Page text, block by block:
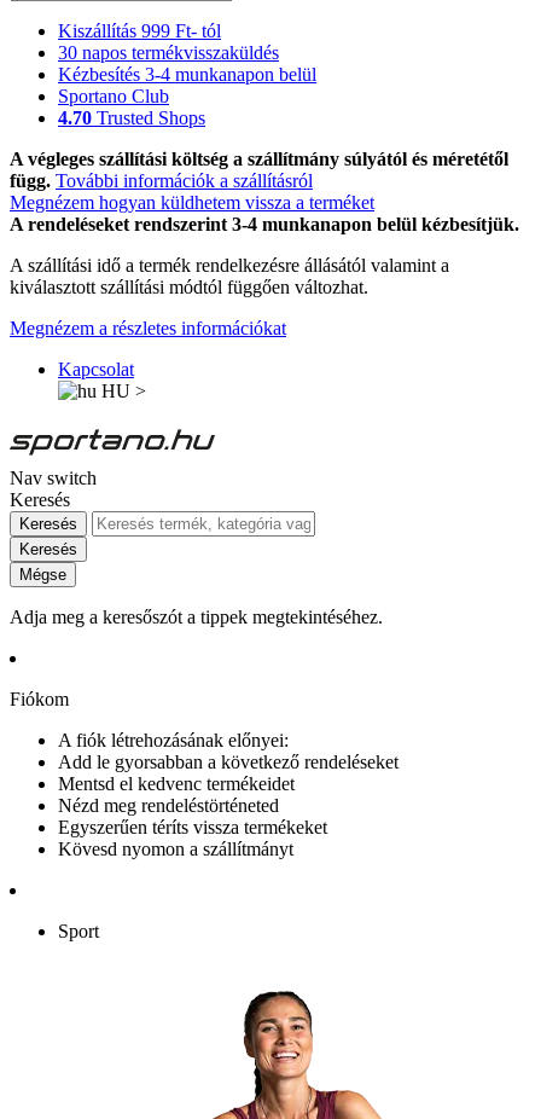
Kiszállítás 999 Ft- tól
30 napos termékvisszaküldés
Kézbesítés 3-4 munkanapon belül
Sportano Club
4.70 Trusted Shops
A végleges szállítási költség a szállítmány súlyától és méretétől
függ. További információk a szállításról
Megnézem hogyan küldhetem vissza a terméket
A rendeléseket rendszerint 3-4 munkanapon belül kézbesítjük.
A szállítási idő a termék rendelkezésre állásától valamint a
kiválasztott szállítási módtól függően változhat.
Megnézem a részletes információkat
Kapcsolat
HU >
Nav switch
Keresés
Keresés
Keresés
Mégse
Adja meg a keresőszót a tippek megtekintéséhez.
Fiókom
A fiók létrehozásának előnyei:
Add le gyorsabban a következő rendeléseket
Mentsd el kedvenc termékeidet
Nézd meg rendeléstörténeted
Egyszerűen téríts vissza termékeket
Kövesd nyomon a szállítmányt
Sport